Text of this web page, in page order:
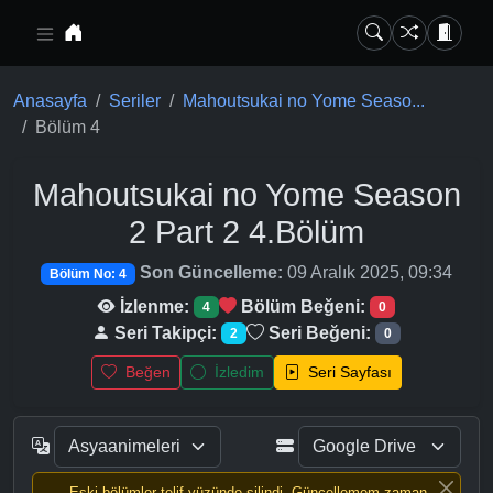
Anasayfa Seriler
Mahoutsukai no Yome Seaso...
Bölüm 4
Mahoutsukai no Yome Season
2 Part 2 4.Bölüm
Bölüm No: 4 Son Güncelleme: 09 Aralık 2025, 09:34
İzlenme:
4 Bölüm Beğeni: 0
Seri Takipçi: 2 Seri Beğeni: 0
Beğen İzledim Seri Sayfası